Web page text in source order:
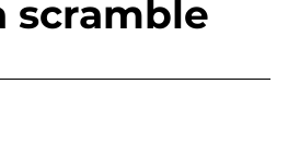
scramble